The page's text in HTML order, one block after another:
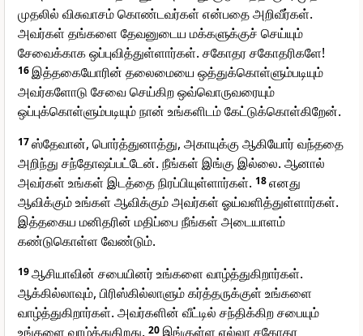
முதலில் விசுவாசம் கொண்டவர்கள் என்பதை அறிவீர்கள்.
அவர்கள் தங்களை தேவனுடைய மக்களுக்குச் செய்யும்
சேவைக்காக ஒப்புவித்துள்ளார்கள். சகோதர சகோதரிகளே!
16இத்தகையோரின் தலைமையை ஒத்துக்கொள்ளும்படியும்
அவர்களோடு சேவை செய்கிற ஒவ்வொருவரையும்
ஒப்புக்கொள்ளும்படியும் நான் உங்களிடம் கேட்டுக்கொள்கிறேன்.
17ஸ்தேவான், பொர்த்துனாத்து, அகாயுக்கு ஆகியோர் வந்ததை
அறிந்து சந்தோஷப்பட்டேன். நீங்கள் இங்கு இல்லை. ஆனால்
அவர்கள் உங்கள் இடத்தை நிரப்பியுள்ளார்கள். 18எனது
ஆவிக்கும் உங்கள் ஆவிக்கும் அவர்கள் ஓய்வளித்துள்ளார்கள்.
இத்தகைய மனிதரின் மதிப்பை நீங்கள் அடையாளம்
கண்டுகொள்ள வேண்டும்.
19ஆசியாவின் சபையினர் உங்களை வாழ்த்துகிறார்கள்.
ஆக்கில்லாவும், பிரிஸ்கில்லாளும் கர்த்தருக்குள் உங்களை
வாழ்த்துகிறார்கள். அவர்களின் வீட்டில் சந்திக்கிற சபையும்
உங்களை வாழ்த்துகிறது. 20 இங்குள்ள எல்லா சகோதர